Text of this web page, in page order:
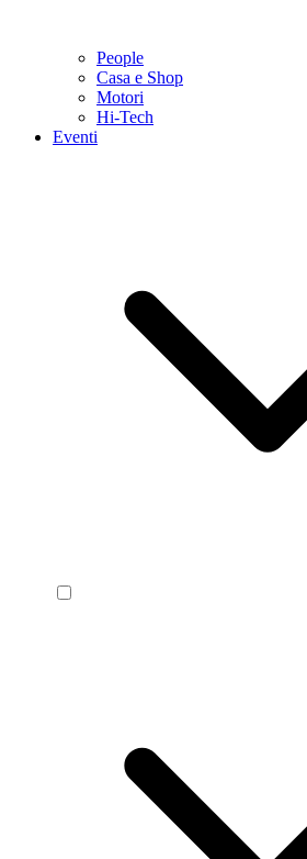
People
Casa e Shop
Motori
Hi-Tech
Eventi